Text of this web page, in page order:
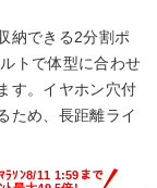
納できる2分割ポ
トで体型に合わせ
す。イヤホン穴付
ため、長距離ライ